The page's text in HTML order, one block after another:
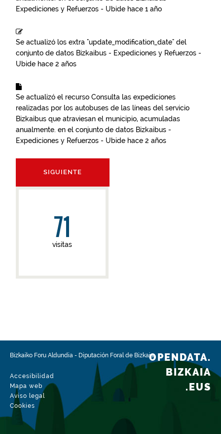
Expediciones y Refuerzos - Ubide hace 1 año
Se actualizó los extra "update_modification_date" del
conjunto de datos Bizkaibus - Expediciones y Refuerzos -
Ubide hace 2 años
Se actualizó el recurso Consulta las expediciones
realizadas por los autobuses de las líneas del servicio
Bizkaibus que atraviesan el municipio, acumuladas
anualmente. en el conjunto de datos Bizkaibus -
Expediciones y Refuerzos - Ubide hace 2 años
SIGUIENTE
71
visitas
Bizkaiko Foru Aldundia - Diputación Foral de Bizkaia
Accesibilidad
Mapa web
Aviso legal
Cookies
OPENDATA.
BIZKAIA
.EUS